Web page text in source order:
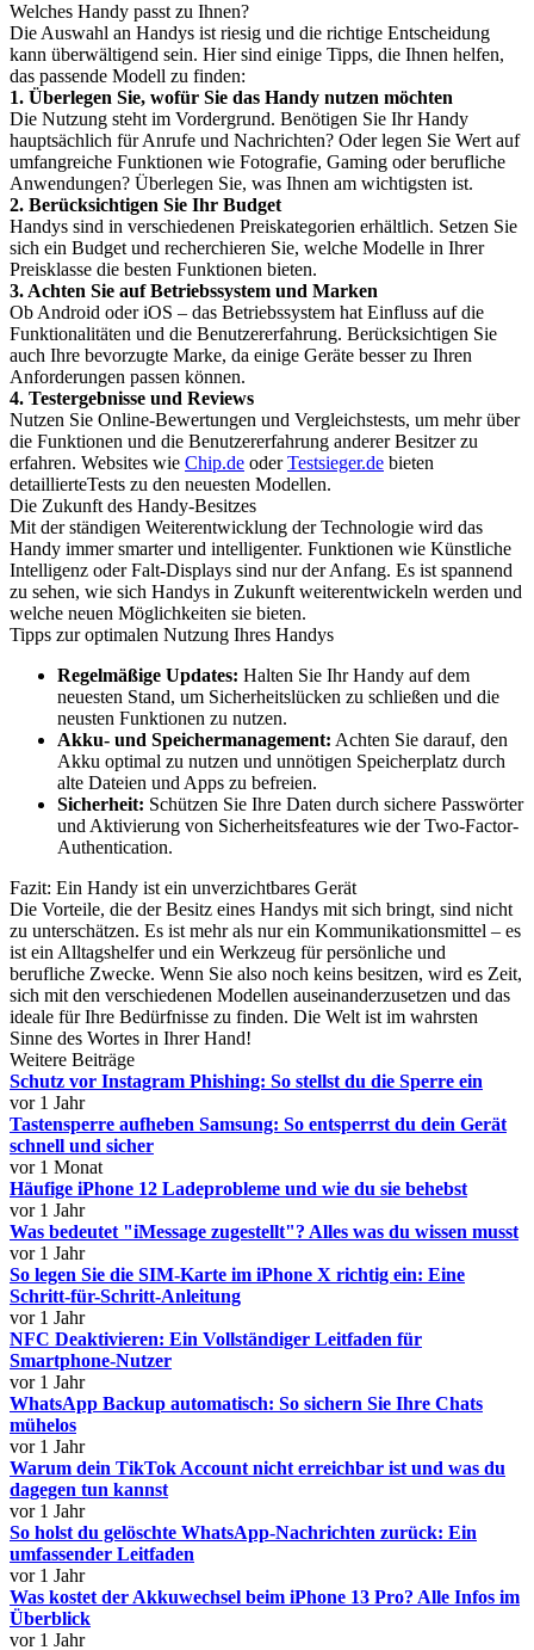
Welches Handy passt zu Ihnen?
Die Auswahl an Handys ist riesig und die richtige Entscheidung
kann überwältigend sein. Hier sind einige Tipps, die Ihnen helfen,
das passende Modell zu finden:
1. Überlegen Sie, wofür Sie das Handy nutzen möchten
Die Nutzung steht im Vordergrund. Benötigen Sie Ihr Handy
hauptsächlich für Anrufe und Nachrichten? Oder legen Sie Wert auf
umfangreiche Funktionen wie Fotografie, Gaming oder berufliche
Anwendungen? Überlegen Sie, was Ihnen am wichtigsten ist.
2. Berücksichtigen Sie Ihr Budget
Handys sind in verschiedenen Preiskategorien erhältlich. Setzen Sie
sich ein Budget und recherchieren Sie, welche Modelle in Ihrer
Preisklasse die besten Funktionen bieten.
3. Achten Sie auf Betriebssystem und Marken
Ob Android oder iOS – das Betriebssystem hat Einfluss auf die
Funktionalitäten und die Benutzererfahrung. Berücksichtigen Sie
auch Ihre bevorzugte Marke, da einige Geräte besser zu Ihren
Anforderungen passen können.
4. Testergebnisse und Reviews
Nutzen Sie Online-Bewertungen und Vergleichstests, um mehr über
die Funktionen und die Benutzererfahrung anderer Besitzer zu
erfahren. Websites wie Chip.de oderTestsieger.de bieten
detaillierteTests zu den neuesten Modellen.
Die Zukunft des Handy-Besitzes
Mit der ständigen Weiterentwicklung der Technologie wird das
Handy immer smarter und intelligenter. Funktionen wie Künstliche
Intelligenz oder Falt-Displays sind nur der Anfang. Es ist spannend
zu sehen, wie sich Handys in Zukunft weiterentwickeln werden und
welche neuen Möglichkeiten sie bieten.
Tipps zur optimalen Nutzung Ihres Handys
Regelmäßige Updates: Halten Sie Ihr Handy auf dem
neuesten Stand, um Sicherheitslücken zu schließen und die
neusten Funktionen zu nutzen.
Akku- und Speichermanagement: Achten Sie darauf, den
Akku optimal zu nutzen und unnötigen Speicherplatz durch
alte Dateien und Apps zu befreien.
Sicherheit: Schützen Sie Ihre Daten durch sichere Passwörter
und Aktivierung von Sicherheitsfeatures wie der Two-Factor-
Authentication.
Fazit: Ein Handy ist ein unverzichtbares Gerät
Die Vorteile, die der Besitz eines Handys mit sich bringt, sind nicht
zu unterschätzen. Es ist mehr als nur ein Kommunikationsmittel – es
ist ein Alltagshelfer und ein Werkzeug für persönliche und
berufliche Zwecke. Wenn Sie also noch keins besitzen, wird es Zeit,
sich mit den verschiedenen Modellen auseinanderzusetzen und das
ideale für Ihre Bedürfnisse zu finden. Die Welt ist im wahrsten
Sinne des Wortes in Ihrer Hand!
Weitere Beiträge
Schutz vor Instagram Phishing: So stellst du die Sperre ein
vor 1 Jahr
Tastensperre aufheben Samsung: So entsperrst du dein Gerät
schnell und sicher
vor 1 Monat
Häufige iPhone 12 Ladeprobleme und wie du sie behebst
vor 1 Jahr
Was bedeutet "iMessage zugestellt"? Alles was du wissen musst
vor 1 Jahr
So legen Sie die SIM-Karte im iPhone X richtig ein: Eine
Schritt-für-Schritt-Anleitung
vor 1 Jahr
NFC Deaktivieren: Ein Vollständiger Leitfaden für
Smartphone-Nutzer
vor 1 Jahr
WhatsApp Backup automatisch: So sichern Sie Ihre Chats
mühelos
vor 1 Jahr
Warum dein TikTok Account nicht erreichbar ist und was du
dagegen tun kannst
vor 1 Jahr
So holst du gelöschte WhatsApp-Nachrichten zurück: Ein
umfassender Leitfaden
vor 1 Jahr
Was kostet der Akkuwechsel beim iPhone 13 Pro? Alle Infos im
Überblick
vor 1 Jahr